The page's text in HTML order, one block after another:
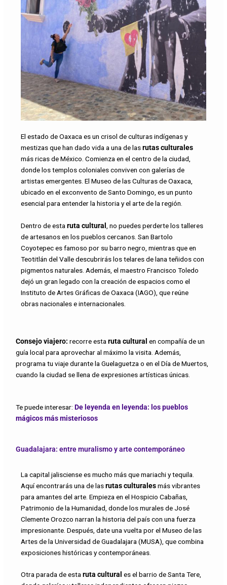
El estado de Oaxaca es un crisol de culturas indígenas y
mestizas que han dado vida a una de lasrutas culturales
más ricas de México. Comienza en el centro de la ciudad,
donde los templos coloniales conviven con galerías de
artistas emergentes. El Museo de las Culturas de Oaxaca,
ubicado en el exconvento de Santo Domingo, es un punto
esencial para entender la historia y el arte de la región.
Dentro de estaruta cultural
, no puedes perderte los talleres
de artesanos en los pueblos cercanos. San Bartolo
Coyotepec es famoso por su barro negro, mientras que en
Teotitlán del Valle descubrirás los telares de lana teñidos con
pigmentos naturales. Además, el maestro Francisco Toledo
dejó un gran legado con la creación de espacios como el
Instituto de Artes Gráficas de Oaxaca (IAGO), que reúne
obras nacionales e internacionales.
Consejo viajero: recorre estaruta cultural en compañía de un
guía local para aprovechar al máximo la visita. Además,
programa tu viaje durante la Guelaguetza o en el Día de Muertos,
cuando la ciudad se llena de expresiones artísticas únicas.
Te puede interesar: De leyenda en leyenda: los pueblos
mágicos más misteriosos
Guadalajara: entre muralismo y arte contemporáneo
La capital jalisciense es mucho más que mariachi y tequila.
Aquí encontrarás una de lasrutas culturalesmás vibrantes
para amantes del arte. Empieza en el Hospicio Cabañas,
Patrimonio de la Humanidad, donde los murales de José
Clemente Orozco narran la historia del país con una fuerza
impresionante. Después, date una vuelta por el Museo de las
Artes de la Universidad de Guadalajara (MUSA), que combina
exposiciones históricas y contemporáneas.
Otra parada de estaruta cultural es el barrio de Santa Tere,